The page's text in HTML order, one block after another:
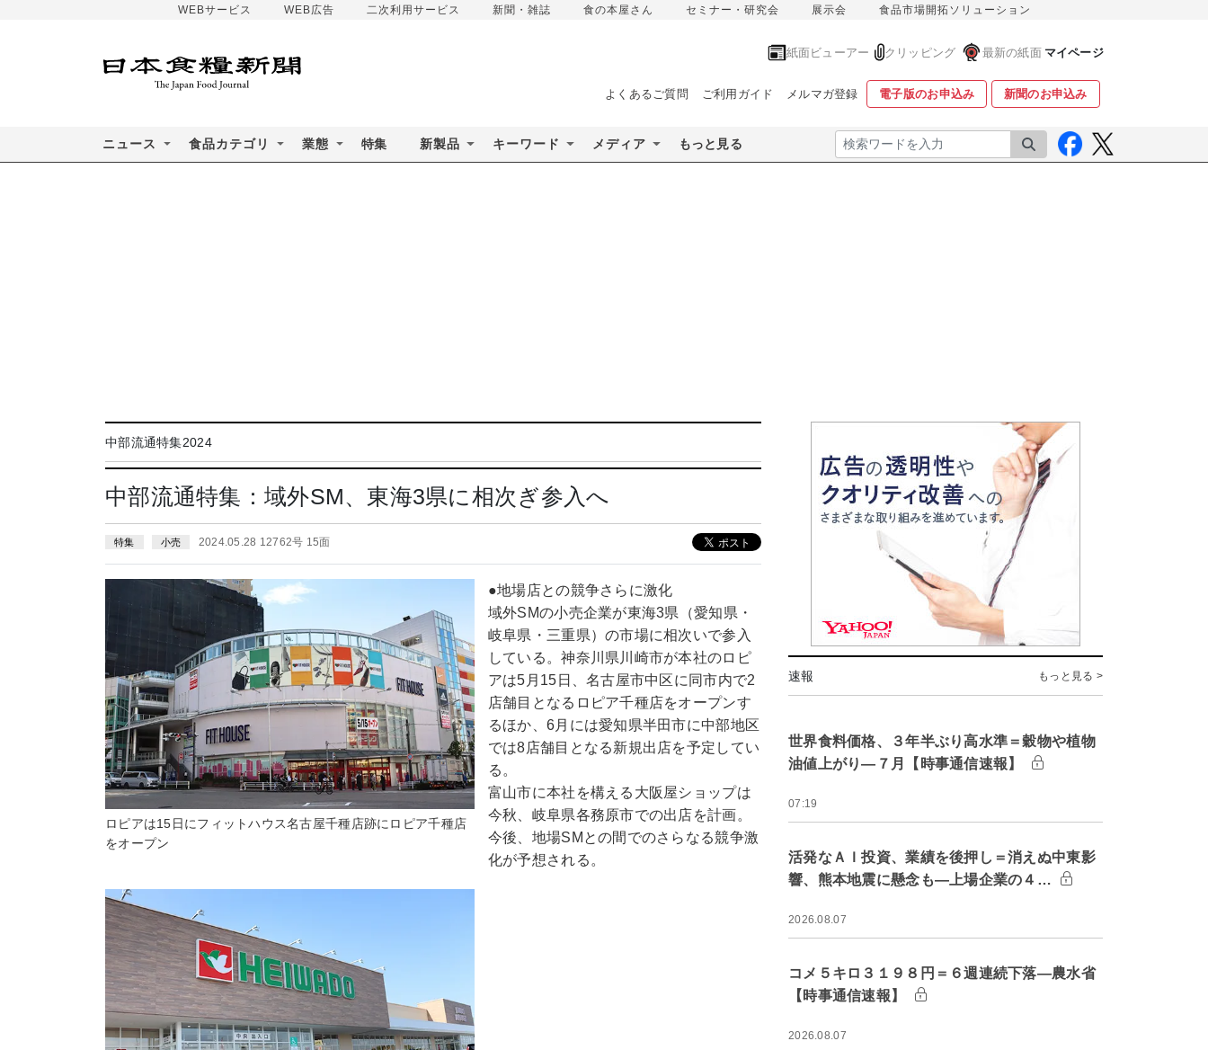
WEBサービス WEB広告 二次利用サービス 新聞・雑誌 食の本屋さん セミナー・研究会 展示会 食品市場開拓ソリューション
紙面ビューアー クリッピング 最新の紙面 マイページ
よくあるご質問 ご利用ガイド メルマガ登録 電子版のお申込み 新聞のお申込み
ニュース 食品カテゴリ 業態 特集 新製品 キーワード メディア もっと見る 検索
中部流通特集2024
中部流通特集：域外SM、東海3県に相次ぎ参入へ
特集 小売 2024.05.28 12762号 15面
ロピアは15日にフィットハウス名古屋千種店跡にロピア千種店
をオープン
●地場店との競争さらに激化
域外SMの小売企業が東海3県（愛知県・
岐阜県・三重県）の市場に相次いで参入
している。神奈川県川崎市が本社のロピ
アは5月15日、名古屋市中区に同市内で2
店舗目となるロピア千種店をオープンす
るほか、6月には愛知県半田市に中部地区
では8店舗目となる新規出店を予定してい
る。
富山市に本社を構える大阪屋ショップは
今秋、岐阜県各務原市での出店を計画。
今後、地場SMとの間でのさらなる競争激
化が予想される。
速報 もっと見る >
世界食料価格、３年半ぶり高水準＝穀物や植物
油値上がり―７月【時事通信速報】
07:19
活発なＡＩ投資、業績を後押し＝消えぬ中東影
響、熊本地震に懸念も―上場企業の４…
2026.08.07
コメ５キロ３１９８円＝６週連続下落―農水省
【時事通信速報】
2026.08.07